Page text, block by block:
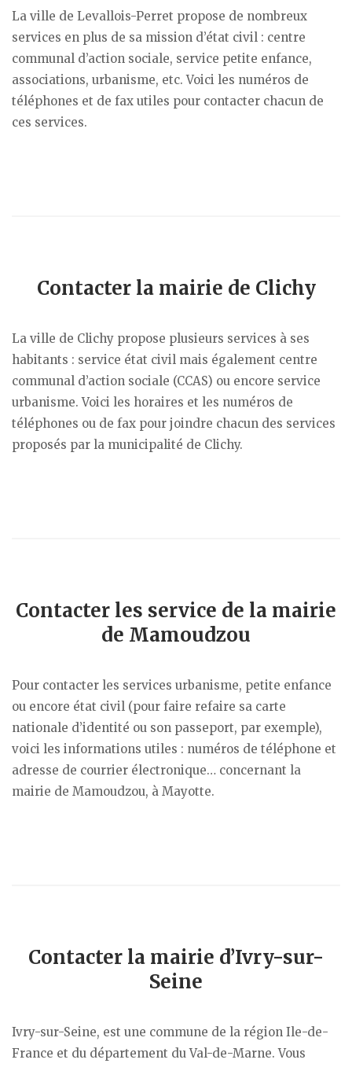
La ville de Levallois-Perret propose de nombreux
services en plus de sa mission d’état civil : centre
communal d’action sociale, service petite enfance,
associations, urbanisme, etc. Voici les numéros de
téléphones et de fax utiles pour contacter chacun de
ces services.
Contacter la mairie de Clichy
La ville de Clichy propose plusieurs services à ses
habitants : service état civil mais également centre
communal d’action sociale (CCAS) ou encore service
urbanisme. Voici les horaires et les numéros de
téléphones ou de fax pour joindre chacun des services
proposés par la municipalité de Clichy.
Contacter les service de la mairie
de Mamoudzou
Pour contacter les services urbanisme, petite enfance
ou encore état civil (pour faire refaire sa carte
nationale d’identité ou son passeport, par exemple),
voici les informations utiles : numéros de téléphone et
adresse de courrier électronique… concernant la
mairie de Mamoudzou, à Mayotte.
Contacter la mairie d’Ivry-sur-
Seine
Ivry-sur-Seine, est une commune de la région Ile-de-
France et du département du Val-de-Marne. Vous